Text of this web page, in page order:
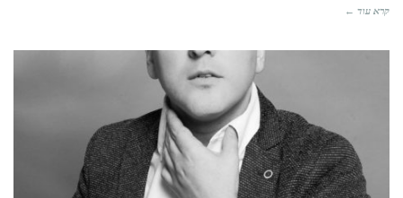
קרא עוד ←